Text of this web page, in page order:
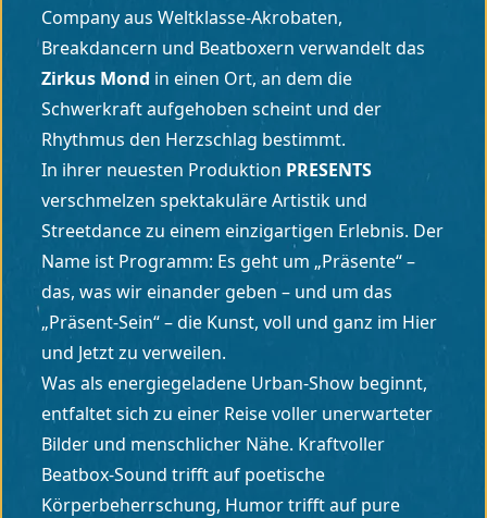
Company aus Weltklasse-Akrobaten,
Breakdancern und Beatboxern verwandelt das
Zirkus Mond in einen Ort, an dem die
Schwerkraft aufgehoben scheint und der
Rhythmus den Herzschlag bestimmt.
In ihrer neuesten Produktion PRESENTS
verschmelzen spektakuläre Artistik und
Streetdance zu einem einzigartigen Erlebnis. Der
Name ist Programm: Es geht um „Präsente“ –
das, was wir einander geben – und um das
„Präsent-Sein“ – die Kunst, voll und ganz im Hier
und Jetzt zu verweilen.
Was als energiegeladene Urban-Show beginnt,
entfaltet sich zu einer Reise voller unerwarteter
Bilder und menschlicher Nähe. Kraftvoller
Beatbox-Sound trifft auf poetische
Körperbeherrschung, Humor trifft auf pure